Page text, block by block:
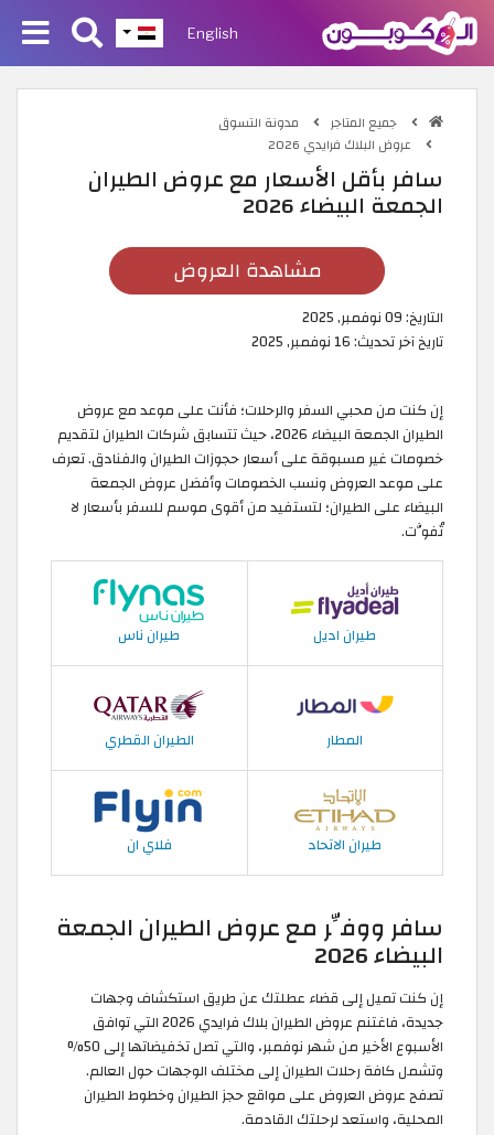
English
جميع المتاجر
مدونة التسوق
عروض البلاك فرايدي 2026
سافر بأقل الأسعار مع عروض الطيران
الجمعة البيضاء 2026
مشاهدة العروض
التاريخ:09 نوفمبر, 2025
تاريخ آخر تحديث:16 نوفمبر, 2025
إن كنت من محبي السفر والرحلات؛ فأنت على موعد مع عروض
الطيران الجمعة البيضاء 2026، حيث تتسابق شركات الطيران لتقديم
خصومات غير مسبوقة على أسعار حجوزات الطيران والفنادق. تعرف
على موعد العروض ونسب الخصومات وأفضل عروض الجمعة
البيضاء على الطيران؛ لتستفيد من أقوى موسم للسفر بأسعار لا
تُفوَّت.
طيران اديل طيران ناس
المطار الطيران القطري
طيران الاتحاد فلاي ان
سافر ووفِّر مع عروض الطيران الجمعة
البيضاء 2026
إن كنت تميل إلى قضاء عطلتك عن طريق استكشاف وجهات
جديدة، فاغتنم عروض الطيران بلاك فرايدي 2026 التي توافق
الأسبوع الأخير من شهر نوفمبر، والتي تصل تخفيضاتها إلى 50%
وتشمل كافة رحلات الطيران إلى مختلف الوجهات حول العالم.
تصفح عروض العروض على مواقع حجز الطيران وخطوط الطيران
المحلية، واستعد لرحلتك القادمة.